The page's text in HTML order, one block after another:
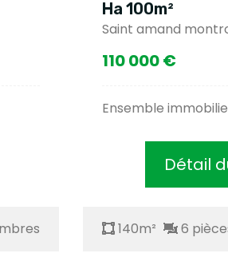
Ha 100m²
Saint amand montrond (18)
110 000 €
Ensemble immobilier sur 4ha
Détail du bien
6 pièces 5